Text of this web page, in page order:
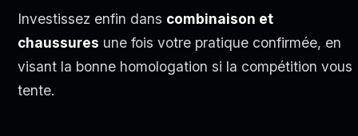
Investissez enfin dans combinaison et
chaussures une fois votre pratique confirmée, en
visant la bonne homologation si la compétition vous
tente.